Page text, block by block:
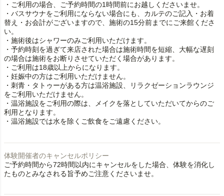
・ご利用の場合、ご予約時間の1時間前にお越しくださいませ。
・バスサウナをご利用にならない場合にも、カルテのご記入・お着
替え・お会計がございますので、施術の15分前までにご来館くださ
い。
・施術後はシャワーのみご利用いただけます。
・予約時刻を過ぎて来店された場合は施術時間を短縮、大幅な遅刻
の場合は施術をお断りさせていただく場合があります。
・ご利用は18歳以上からになります。
・妊娠中の方はご利用いただけません。
・刺青・タトゥーがある方は温浴施設、リラクゼーションラウンジ
をご利用いただけません。
・温浴施設をご利用の際は、メイクを落としていただいてからのご
利用となります。
・温浴施設では水を除くご飲食をご遠慮ください。
体験開催者のキャンセルポリシー
ご予約時間から72時間以内にキャンセルをした場合、体験を消化し
たものとみなされる旨予めご注意くださいませ。